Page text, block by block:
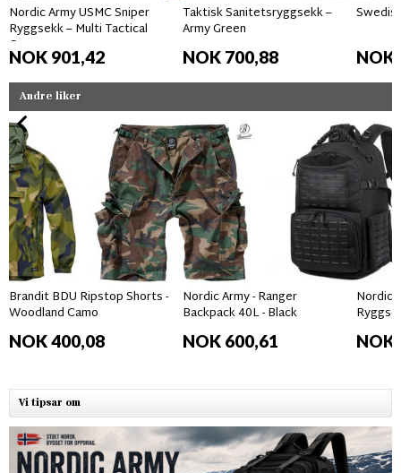
Nordic Army USMC Sniper
Ryggsekk – Multi Tactical
Camo
NOK 901,42
Taktisk Sanitetsryggsekk –
Army Green
NOK 700,88 NOK
Andre liker
Brandit BDU Ripstop Shorts -
Woodland Camo
NOK 400,08
Nordic Army - Ranger
Backpack 40L - Black
NOK 600,61
Nordic
NOK
Vi tipsar om